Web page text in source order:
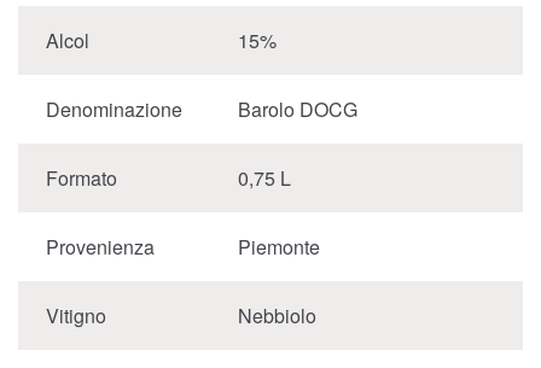
Alcol 15%
Denominazione Barolo DOCG
Formato 0,75 L
Provenienza Piemonte
Vitigno Nebbiolo